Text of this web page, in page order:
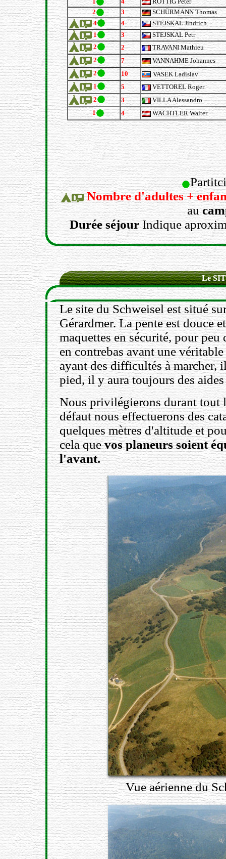
Nombre d'adultes +
au
Durée séjourIndique
Le
Le site du Schweisel est situé
Gérardmer. La pente est douce
maquettes en sécurité, pour
en contrebas avant une
ayant des difficultés à marcher,
pied, il y aura toujours des
Nous privilégierons durant tout
défaut nous effectuerons des
quelques mètres d'altitude et
cela quevos planeurs soient
l'avant.
Vue aérienne du